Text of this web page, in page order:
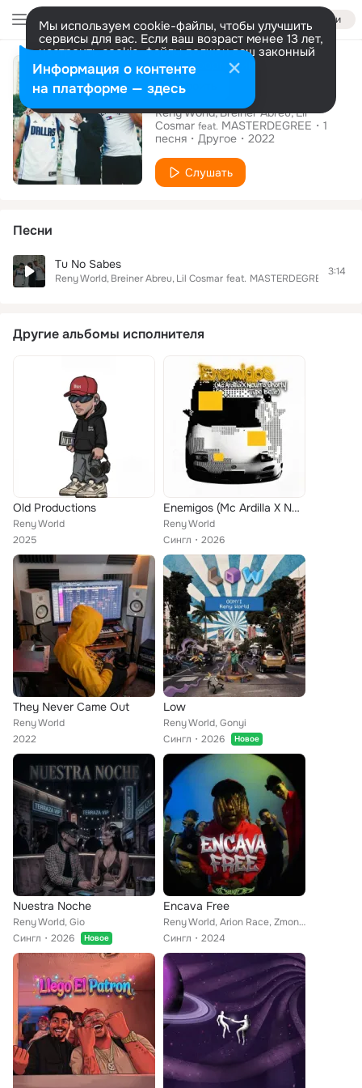
Войти
Мы используем cookie-файлы, чтобы улучшить
сервисы для вас. Если ваш возраст менее 13 лет,
настроить cookie-файлы должен ваш законный
представитель. Больше информации
Разрешить все Настроить
Tu No Sabes
Reny World Breiner Abreu Lil
Cosmar feat. MASTERDEGREE
1
песня
Другое 2022
Слушать
Песни
Tu No Sabes
Reny World Breiner Abreu Lil Cosmar feat. MASTERDEGREE
3:14
Другие альбомы исполнителя
Old Productions
Reny World
2025
Enemigos (Mc Ardilla X Neutro Shorty Type Beat)
Reny World
Сингл
2026
They Never Came Out
Reny World
2022
Low
Reny World, Gonyi
Сингл
2026 Новое
Nuestra Noche
Reny World, Gio
Сингл
2026 Новое
Encava Free
Reny World, Arion Race, Zmonchy
Сингл
2024
Информация о контенте
на платформе — здесь